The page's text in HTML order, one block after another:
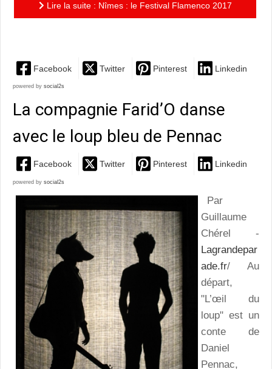
Lire la suite : Nîmes : le Festival Flamenco 2017
Facebook Twitter Pinterest Linkedin
powered by social2s
La compagnie Farid’O danse
avec le loup bleu de Pennac
Facebook Twitter Pinterest Linkedin
powered by social2s
Par
Guillaume
Chérel -
Lagrandepar
ade.fr/ Au
départ,
"L’œil du
loup" est un
conte de
Daniel
Pennac,